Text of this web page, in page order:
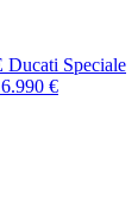
Ducati Speciale
€